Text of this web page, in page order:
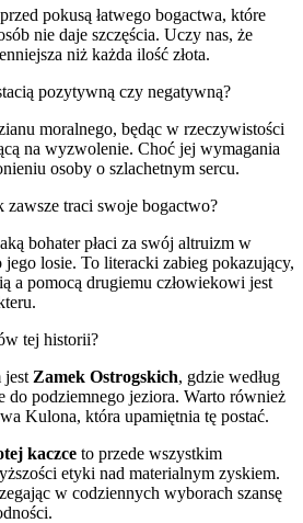
pokusą łatwego bogactwa, które
nie daje szczęścia. Uczy nas, że
niż każda ilość złota.
pozytywną czy negatywną?
moralnego, będąc w rzeczywistości
na wyzwolenie. Choć jej wymagania
osoby o szlachetnym sercu.
traci swoje bogactwo?
bohater płaci za swój altruizm w
losie. To literacki zabieg pokazujący,
a pomocą drugiemu człowiekowi jest
tej historii?
jest Zamek Ostrogskich, gdzie według
do podziemnego jeziora. Warto również
Kulona, która upamiętnia tę postać.
kaczce to przede wszystkim
etyki nad materialnym zyskiem.
w codziennych wyborach szansę